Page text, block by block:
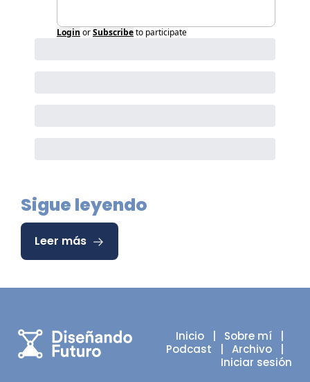
Login orSubscribeto participate
Sigue leyendo
Leer más
Inicio
   |
Sobre mí
   |
Podcast
Archivo
   |
Iniciar sesión